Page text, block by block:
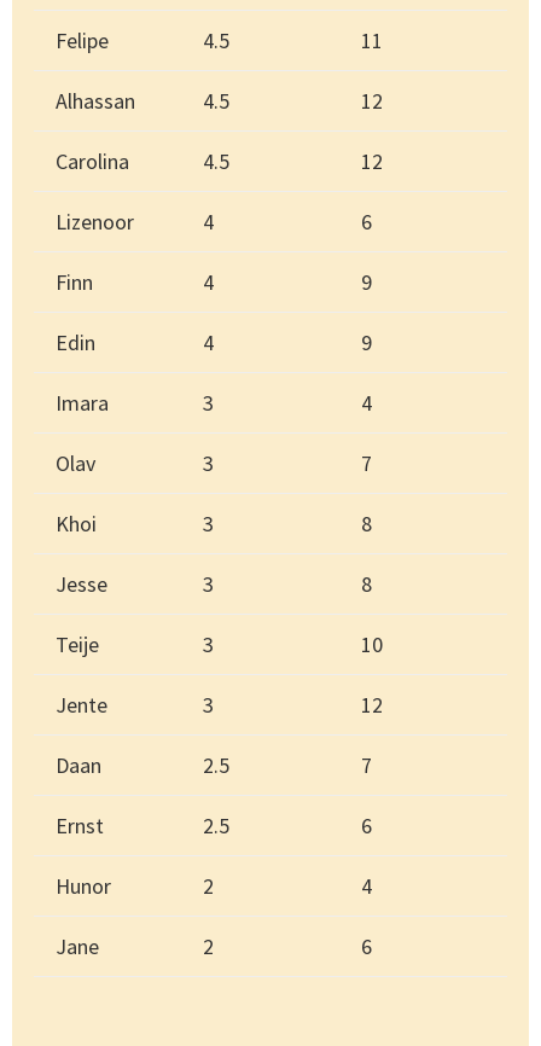
Felipe 4.5 11
Alhassan 4.5 12
Carolina 4.5 12
Lizenoor 4 6
Finn 4 9
Edin 4 9
Imara 3 4
Olav 3 7
Khoi 3 8
Jesse 3 8
Teije 3 10
Jente 3 12
Daan 2.5 7
Ernst 2.5 6
Hunor 2 4
Jane 2 6